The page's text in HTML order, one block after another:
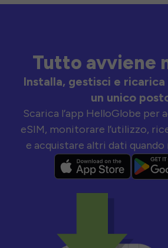
Tutto avviene
Installa, gestisci e
un unico
Scarica l’app HelloGlobe per
eSIM, monitorare l’utilizzo,
e acquistare altri dati quando